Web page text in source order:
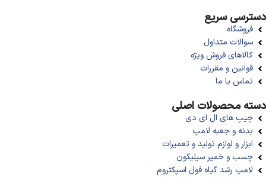
دسترسی سریع
فروشگاه
سوالات متداول
کالاهای فروش ویژه
قوانین و مقررات
تماس با ما
دسته محصولات اصلی
چیپ های ال ای دی
بدنه و جعبه لامپ
ابزار و لوازم تولید و تعمیرات
چسب و خمیر سیلیکون
لامپ رشد گیاه فول اسپکتروم